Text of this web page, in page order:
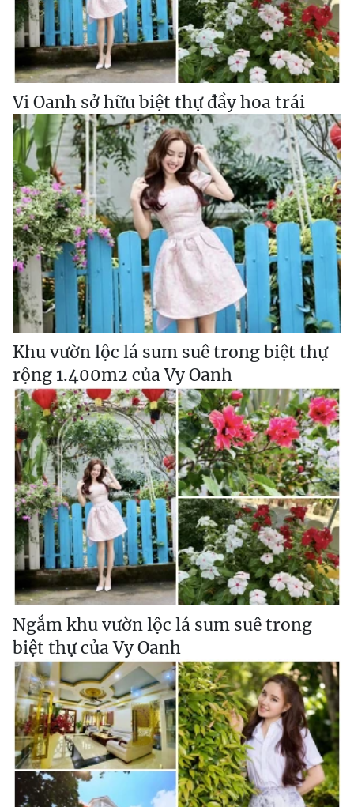
Vi Oanh sở hữu biệt thự đầy hoa trái
Khu vườn lộc lá sum suê trong biệt thự
rộng 1.400m2 của Vy Oanh
Ngắm khu vườn lộc lá sum suê trong
biệt thự của Vy Oanh